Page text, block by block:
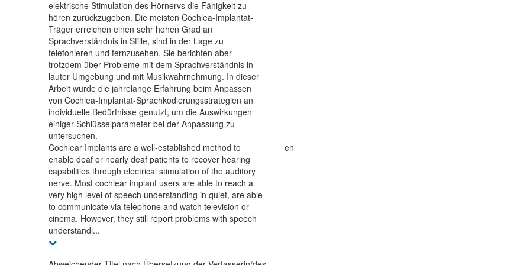
elektrische Stimulation des Hörnervs die Fähigkeit zu
hören zurückzugeben. Die meisten Cochlea-Implantat-
Träger erreichen einen sehr hohen Grad an
Sprachverständnis in Stille, sind in der Lage zu
telefonieren und fernzusehen. Sie berichten aber
trotzdem über Probleme mit dem Sprachverständnis in
lauter Umgebung und mit Musikwahrnehmung. In dieser
Arbeit wurde die jahrelange Erfahrung beim Anpassen
von Cochlea-Implantat-Sprachkodierungsstrategien an
individuelle Bedürfnisse genutzt, um die Auswirkungen
einiger Schlüsselparameter bei der Anpassung zu
untersuchen.
Cochlear Implants are a well-established method to
enable deaf or nearly deaf patients to recover hearing
capabilities through electrical stimulation of the auditory
nerve. Most cochlear implant users are able to reach a
very high level of speech understanding in quiet, are able
to communicate via telephone and watch television or
cinema. However, they still report problems with speech
understandi...
en